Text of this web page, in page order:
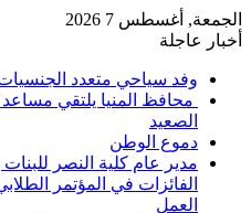
الجمعة, أغسطس 7 2026
أخبار عاجلة
وفد سياحي متعدد
محافظ المنيا يلتقي
الصعيد
دموع الوطن
مدير عام كلية النصر
الفائزات في المؤتمر
العمل